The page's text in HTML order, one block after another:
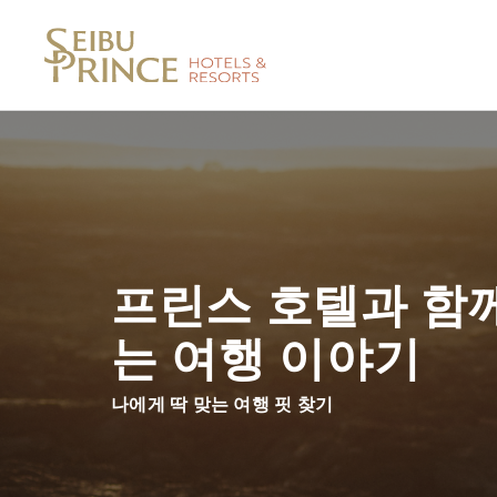
프린스 호텔과 함
는 여행 이야기
나에게 딱 맞는 여행 핏 찾기